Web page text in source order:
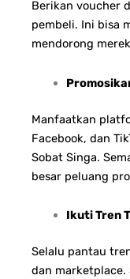
Berikan voucher
pembeli. Ini bisa
mendorong
Manfaatkan
Facebook, dan
Sobat Singa.
besar peluang
Ikuti Tren
Selalu pantau
dan